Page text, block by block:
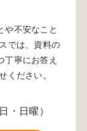
や不安なこと
では、資料の
丁寧にお答え
ください。
・日曜）